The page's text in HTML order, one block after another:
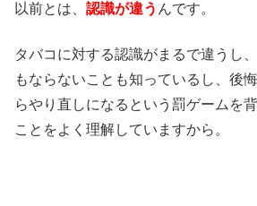
以前とは、 認識が違う んです。
タバコに対する認識がまるで違うし
もならないことも知っているし、後
らやり直しになるという罰ゲームを
ことをよく理解していますから。